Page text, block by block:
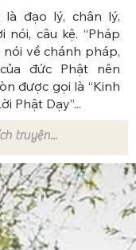
là đạo lý, chân lý,
nói, câu kệ. “Pháp
nói về chánh pháp,
đức Phật nên
được gọi là “Kinh
Phật Dạy”...